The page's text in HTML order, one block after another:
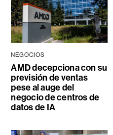
NEGOCIOS
AMD decepciona con su
previsión de ventas
pese al auge del
negocio de centros de
datos de IA